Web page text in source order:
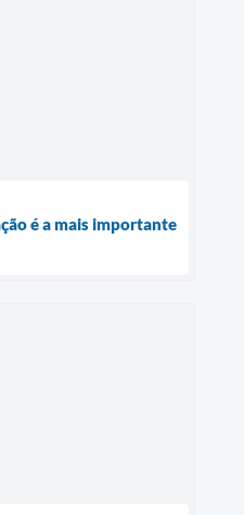
é a mais importante